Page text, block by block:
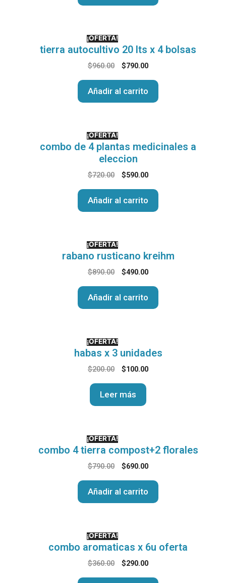
¡OFERTA!
tierra autocultivo 20 lts x 4 bolsas
$960.00 $790.00
Añadir al carrito
¡OFERTA!
combo de 4 plantas medicinales a
eleccion
$720.00 $590.00
Añadir al carrito
¡OFERTA!
rabano rusticano kreihm
$890.00 $490.00
Añadir al carrito
¡OFERTA!
habas x 3 unidades
$200.00 $100.00
Leer más
¡OFERTA!
combo 4 tierra compost+2 florales
$790.00 $690.00
Añadir al carrito
¡OFERTA!
combo aromaticas x 6u oferta
$360.00 $290.00